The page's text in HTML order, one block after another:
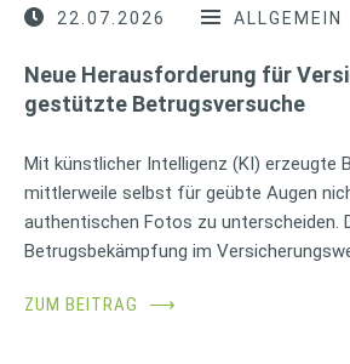
22.07.2026 ALLGEMEIN
Neue Herausforderung für
gestützte Betrugsversuche
Mit künstlicher Intelligenz (KI) erzeugte
mittlerweile selbst für geübte Augen
authentischen Fotos zu unterscheiden.
Betrugsbekämpfung im
ZUM BEITRAG ⟶